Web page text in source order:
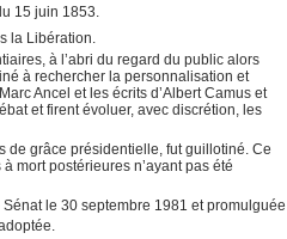
15 juin 1853.
la Libération.
à l’abri du regard du public alors
à rechercher la personnalisation et
Ancel et les écrits d’Albert Camus et
et firent évoluer, avec discrétion, les
de grâce présidentielle, fut guillotiné. Ce
mort postérieures n’ayant pas été
le 30 septembre 1981 et promulguée